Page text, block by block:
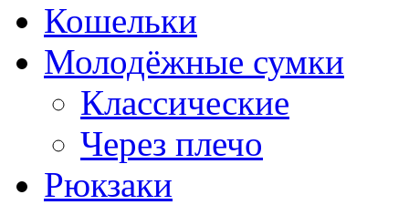
Кошельки
Молодёжные сумки
Классические
Через плечо
Рюкзаки